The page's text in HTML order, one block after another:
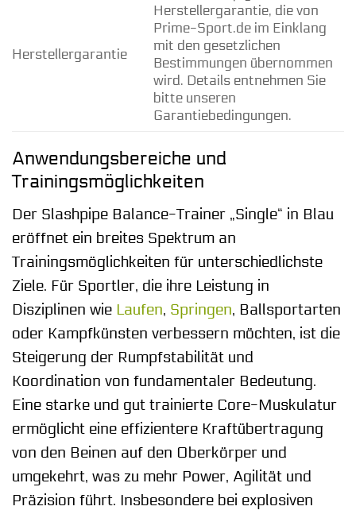
Herstellergarantie
Herstellergarantie, die von
Prime-Sport.de im Einklang
mit den gesetzlichen
Bestimmungen übernommen
wird. Details entnehmen Sie
bitte unseren
Garantiebedingungen.
Anwendungsbereiche und
Trainingsmöglichkeiten
Der Slashpipe Balance-Trainer „Single“ in Blau
eröffnet ein breites Spektrum an
Trainingsmöglichkeiten für unterschiedlichste
Ziele. Für Sportler, die ihre Leistung in
Disziplinen wie Laufen, Springen, Ballsportarten
oder Kampfkünsten verbessern möchten, ist die
Steigerung der Rumpfstabilität und
Koordination von fundamentaler Bedeutung.
Eine starke und gut trainierte Core-Muskulatur
ermöglicht eine effizientere Kraftübertragung
von den Beinen auf den Oberkörper und
umgekehrt, was zu mehr Power, Agilität und
Präzision führt. Insbesondere bei explosiven